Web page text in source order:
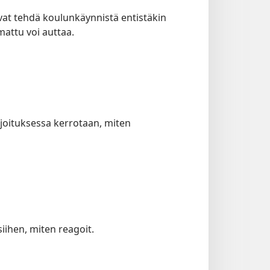
tehdä koulunkäynnistä entistäkin
voi auttaa.
kerrotaan, miten
miten reagoit.